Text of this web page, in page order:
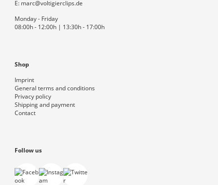
E: marc@voltigierclips.de
Monday - Friday
08:00h - 12:00h | 13:30h - 17:00h
Shop
Imprint
General terms and conditions
Privacy policy
Shipping and payment
Contact
Follow us